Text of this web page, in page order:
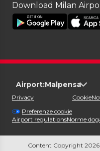
Download Milan
Airport:Malpensa
Privacy
Preferenze cookie
Cookie
Airport regulationsNorme
Content Copyright 2026